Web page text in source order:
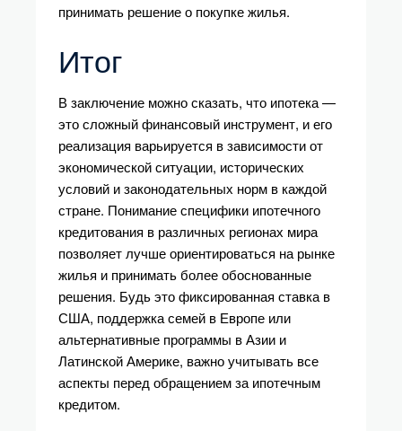
принимать решение о покупке жилья.
Итог
В заключение можно сказать, что ипотека —
это сложный финансовый инструмент, и его
реализация варьируется в зависимости от
экономической ситуации, исторических
условий и законодательных норм в каждой
стране. Понимание специфики ипотечного
кредитования в различных регионах мира
позволяет лучше ориентироваться на рынке
жилья и принимать более обоснованные
решения. Будь это фиксированная ставка в
США, поддержка семей в Европе или
альтернативные программы в Азии и
Латинской Америке, важно учитывать все
аспекты перед обращением за ипотечным
кредитом.